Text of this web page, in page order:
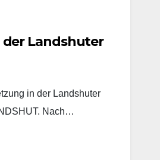
Landshuter
in der Landshuter
Nach…